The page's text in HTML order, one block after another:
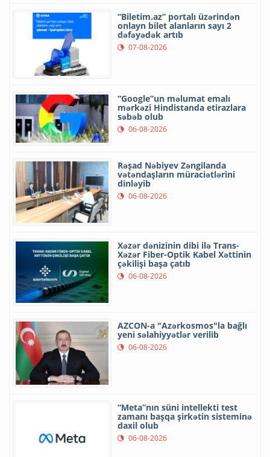
“Biletim.az” portalı üzərindən
onlayn bilet alanların sayı 2
dəfəyədək artıb
07-08-2026
“Google”un məlumat emalı
mərkəzi Hindistanda etirazlara
səbəb olub
06-08-2026
Rəşad Nəbiyev Zəngilanda
vətəndaşların müraciətlərini
dinləyib
06-08-2026
Xəzər dənizinin dibi ilə Trans-
Xəzər Fiber-Optik Kabel Xəttinin
çəkilişi başa çatıb
06-08-2026
AZCON-a "Azərkosmos"la bağlı
yeni səlahiyyətlər verilib
06-08-2026
“Meta”nın süni intellekti test
zamanı başqa şirkətin sisteminə
daxil olub
06-08-2026